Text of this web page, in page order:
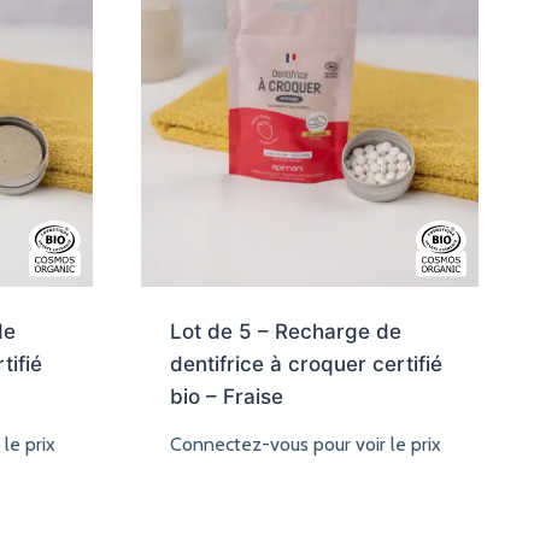
prix
Lot de 5 – Recharge de
dentifrice à croquer certifié
bio – Fraise
Connectez-vous pour voir le prix